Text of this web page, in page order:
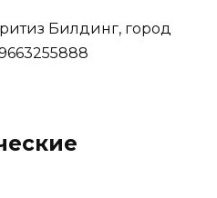
Билдинг, город